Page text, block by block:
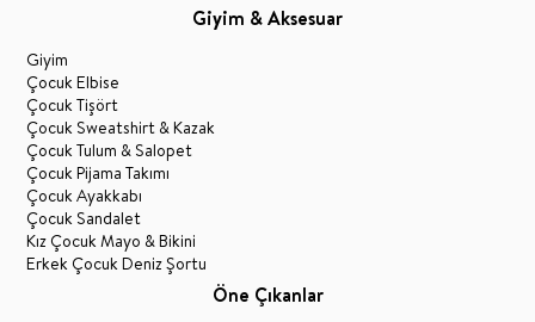
Giyim & Aksesuar
Giyim
Çocuk Elbise
Çocuk Tişört
Çocuk Sweatshirt & Kazak
Çocuk Tulum & Salopet
Çocuk Pijama Takımı
Çocuk Ayakkabı
Çocuk Sandalet
Kız Çocuk Mayo & Bikini
Erkek Çocuk Deniz Şortu
Öne Çıkanlar